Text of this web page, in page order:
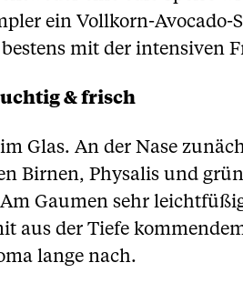
ein Vollkorn-Avocado-
mit der intensiven
& frisch
Glas. An der Nase
Birnen, Physalis und
Gaumen sehr
aus der Tiefe
lange nach.